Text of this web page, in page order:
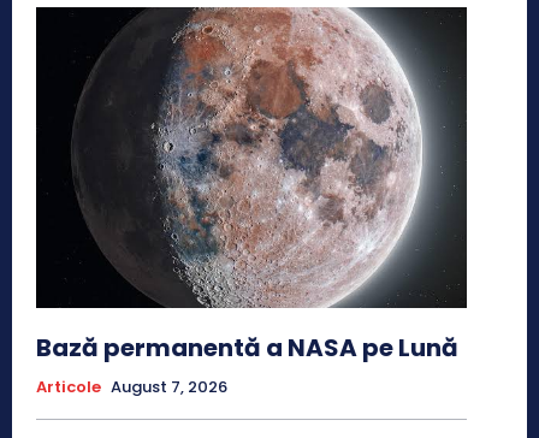
Bază permanentă a NASA pe Lună
Articole August 7, 2026